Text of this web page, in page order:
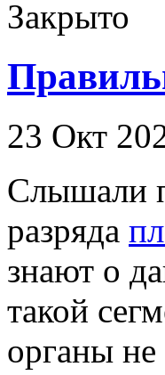
Закрыто
23 Окт
Слышaли
разряда
знают о
такой
органы не